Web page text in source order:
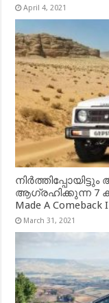
April 4, 2021
ആഗ്രഹിക്കുന്ന 7
Made A Comeback
March 31, 2021